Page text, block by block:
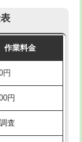
円+材料費
円+材料費
円+材料費
円+材料費
作業料金
円
円
査